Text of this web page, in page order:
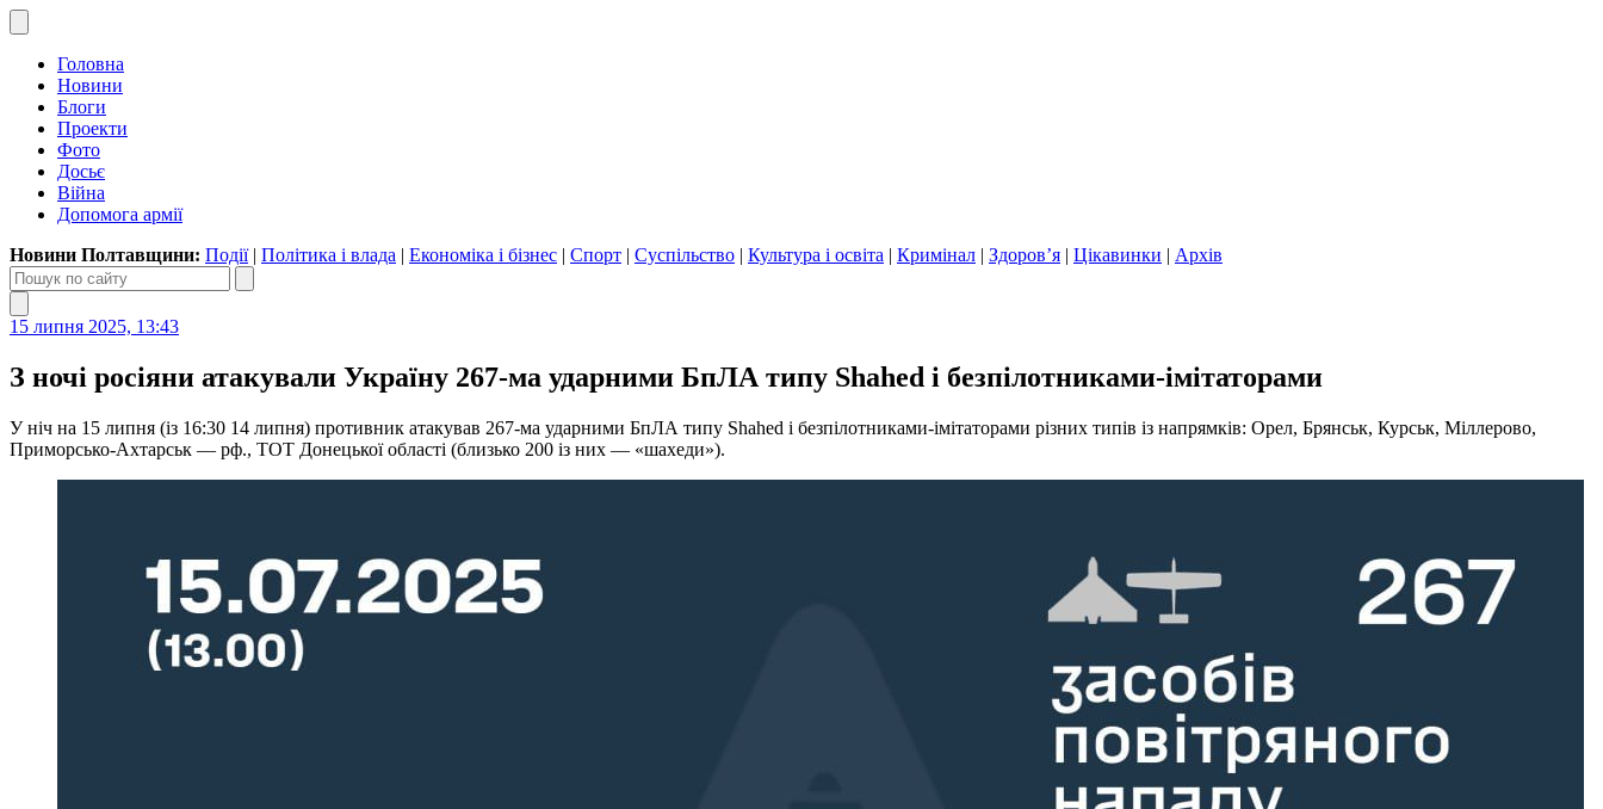
Головна
Новини
Блоги
Проекти
Фото
Досьє
Війна
Допомога армії
Новини Полтавщини: Події| Політика і влада | Економіка і бізнес | Спорт | Суспільство | Культура і освіта | Кримінал | Здоров’я | Цікавинки | Архів
15 липня 2025, 13:43
З ночі росіяни атакували Україну 267-ма ударними БпЛА типу Shahed і безпілотниками-імітаторами
У ніч на 15 липня (із 16:30 14 липня) противник атакував 267-ма ударними БпЛА типу Shahed і безпілотниками-імітаторами різних типів із напрямків: Орел, Брянськ, Курськ, Міллерово,
Приморсько-Ахтарськ — рф., ТОТ Донецької області (близько 200 із них — «шахеди»).